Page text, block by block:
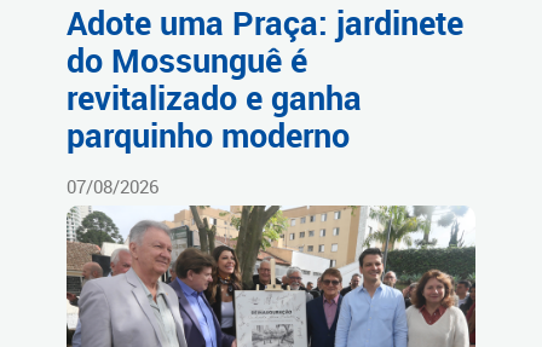
Adote uma Praça: jardinete
do Mossunguê é
revitalizado e ganha
parquinho moderno
07/08/2026